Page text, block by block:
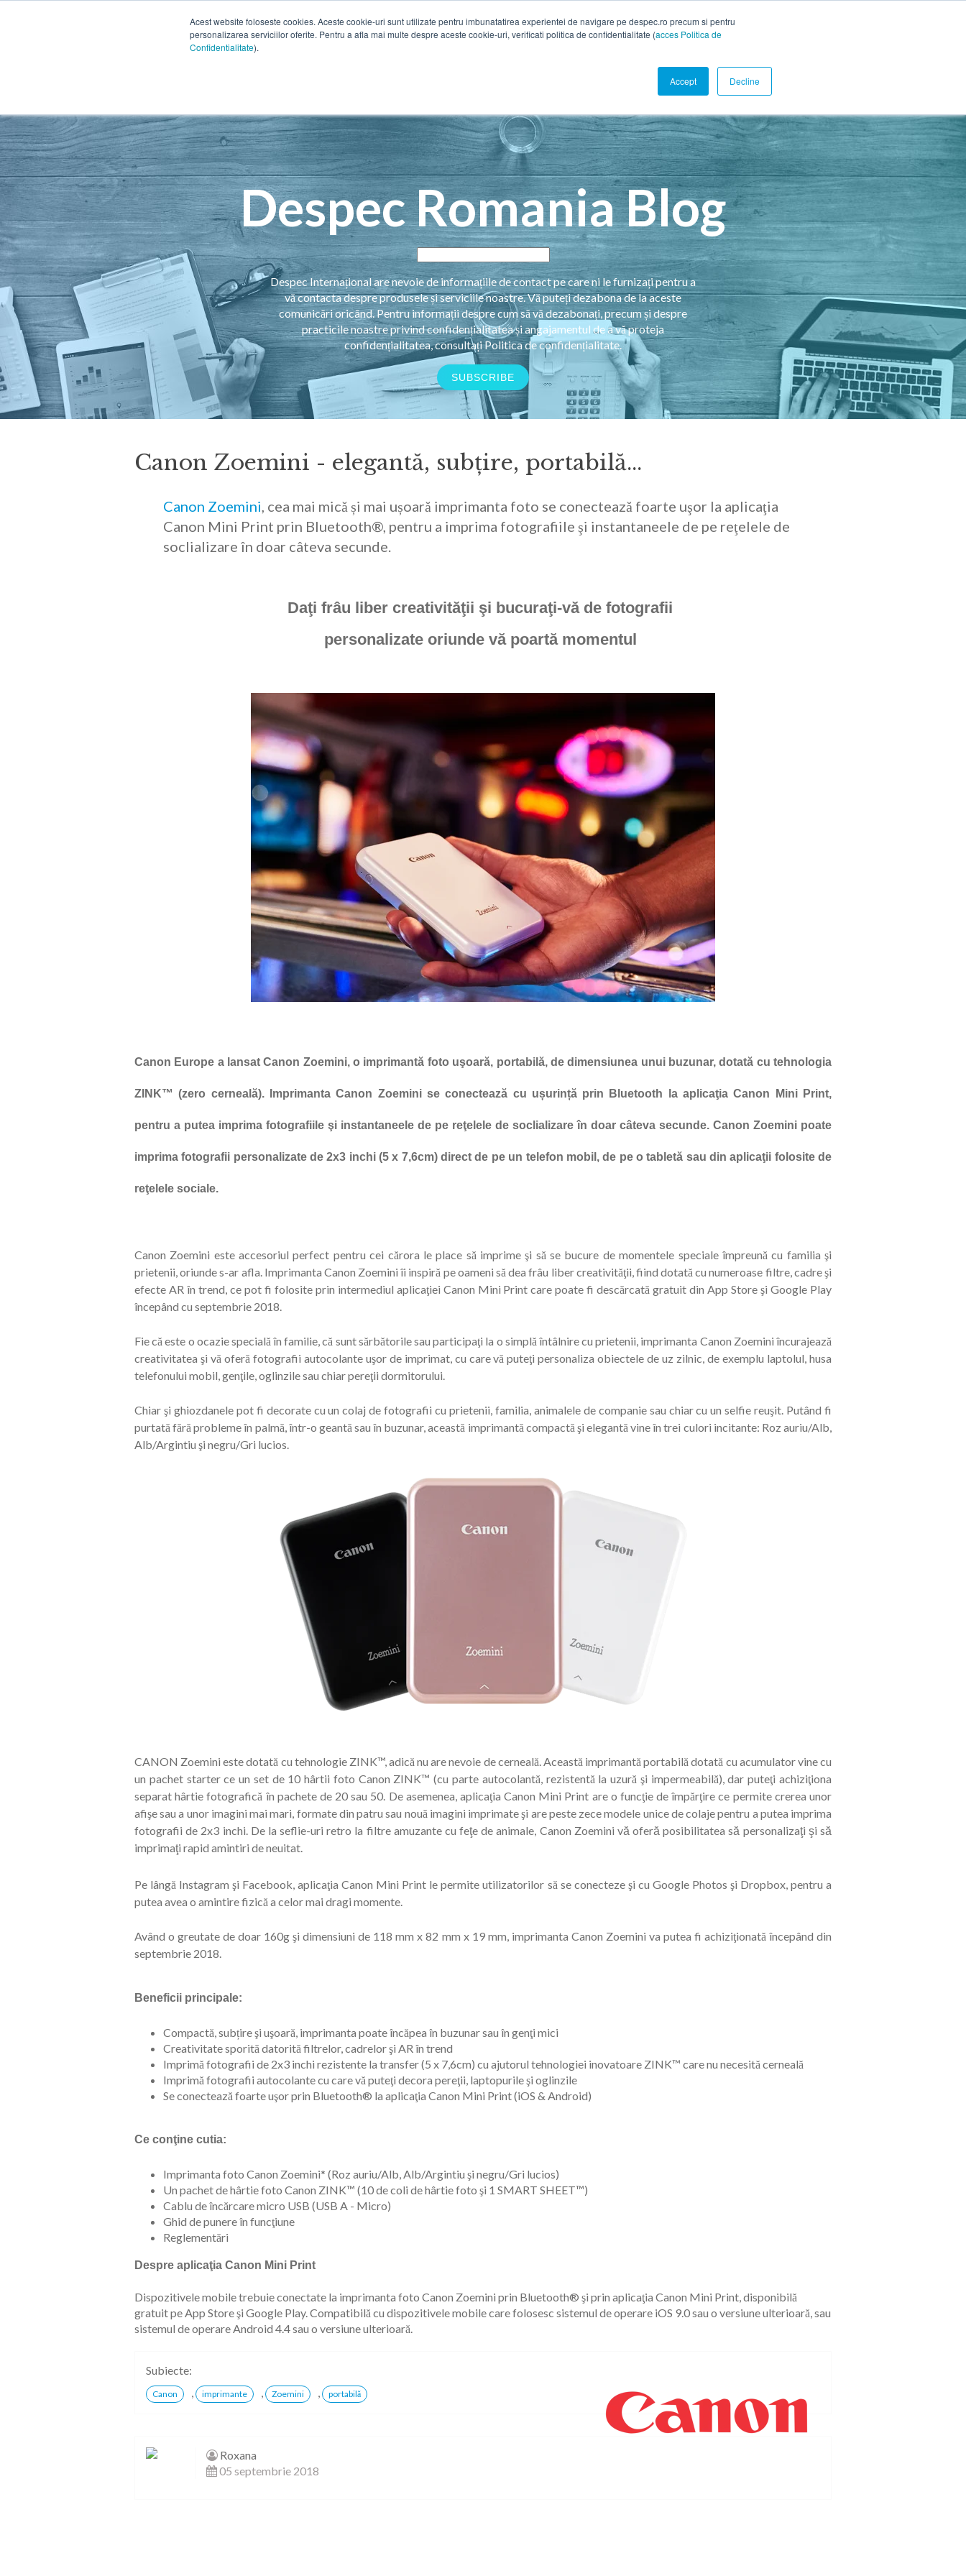
Acest website foloseste cookies. Aceste cookie-uri sunt utilizate pentru imbunatatirea experientei de navigare pe despec.ro precum si pentru
personalizarea serviciilor oferite. Pentru a afla mai multe despre aceste cookie-uri, verificati politica de confidentialitate (acces Politica de
Confidentialitate).
Accept Decline
Despec Romania Blog
Despec Internațional are nevoie de informațiile de contact pe care ni le furnizați pentru a
vă contacta despre produsele și serviciile noastre. Vă puteți dezabona de la aceste
comunicări oricând. Pentru informații despre cum să vă dezabonați, precum și despre
practicile noastre privind confidențialitatea și angajamentul de a vă proteja
confidențialitatea, consultați Politica de confidențialitate.
Canon Zoemini - elegantă, subțire, portabilă...
Canon Zoemini, cea mai mică și mai ușoară imprimanta foto se conectează foarte uşor la aplicaţia
Canon Mini Print prin Bluetooth®, pentru a imprima fotografiile şi instantaneele de pe reţelele de
soclializare în doar câteva secunde.
Daţi frâu liber creativităţii şi bucuraţi-vă de fotografii
personalizate oriunde vă poartă momentul
Canon Europe a lansat Canon Zoemini, o imprimantă foto uşoară, portabilă, de dimensiunea unui buzunar, dotată cu tehnologia
ZINK™ (zero cerneală). Imprimanta Canon Zoemini se conectează cu ușurință prin Bluetooth la aplicaţia Canon Mini Print,
pentru a putea imprima fotografiile şi instantaneele de pe reţelele de soclializare în doar câteva secunde. Canon Zoemini poate
imprima fotografii personalizate de 2x3 inchi (5 x 7,6cm) direct de pe un telefon mobil, de pe o tabletă sau din aplicaţii folosite de
reţelele sociale.
Canon Zoemini este accesoriul perfect pentru cei cărora le place să imprime şi să se bucure de momentele speciale împreună cu familia şi
prietenii, oriunde s-ar afla. Imprimanta Canon Zoemini îi inspiră pe oameni să dea frâu liber creativităţii, fiind dotată cu numeroase filtre, cadre şi
efecte AR în trend, ce pot fi folosite prin intermediul aplicaţiei Canon Mini Print care poate fi descărcată gratuit din App Store şi Google Play
începând cu septembrie 2018.
Fie că este o ocazie specială în familie, că sunt sărbătorile sau participaţi la o simplă întâlnire cu prietenii, imprimanta Canon Zoemini încurajează
creativitatea şi vă oferă fotografii autocolante uşor de imprimat, cu care vă puteţi personaliza obiectele de uz zilnic, de exemplu laptolul, husa
telefonului mobil, genţile, oglinzile sau chiar pereţii dormitorului.
Chiar şi ghiozdanele pot fi decorate cu un colaj de fotografii cu prietenii, familia, animalele de companie sau chiar cu un selfie reuşit. Putând fi
purtată fără probleme în palmă, într-o geantă sau în buzunar, această imprimantă compactă şi elegantă vine în trei culori incitante: Roz auriu/Alb,
Alb/Argintiu şi negru/Gri lucios.
CANON Zoemini este dotată cu tehnologie ZINK™, adică nu are nevoie de cerneală. Această imprimantă portabilă dotată cu acumulator vine cu
un pachet starter ce un set de 10 hârtii foto Canon ZINK™ (cu parte autocolantă, rezistentă la uzură şi impermeabilă), dar puteţi achiziţiona
separat hârtie fotografică în pachete de 20 sau 50. De asemenea, aplicaţia Canon Mini Print are o funcţie de împărţire ce permite crerea unor
afişe sau a unor imagini mai mari, formate din patru sau nouă imagini imprimate şi are peste zece modele unice de colaje pentru a putea imprima
fotografii de 2x3 inchi. De la seflie-uri retro la filtre amuzante cu feţe de animale, Canon Zoemini vă oferă posibilitatea să personalizaţi şi să
imprimaţi rapid amintiri de neuitat.
Pe lângă Instagram şi Facebook, aplicaţia Canon Mini Print le permite utilizatorilor să se conecteze şi cu Google Photos şi Dropbox, pentru a
putea avea o amintire fizică a celor mai dragi momente.
Având o greutate de doar 160g şi dimensiuni de 118 mm x 82 mm x 19 mm, imprimanta Canon Zoemini va putea fi achiziţionată începând din
septembrie 2018.
Beneficii principale:
Compactă, subțire şi uşoară, imprimanta poate încăpea în buzunar sau în genţi mici
Creativitate sporită datorită filtrelor, cadrelor şi AR în trend
Imprimă fotografii de 2x3 inchi rezistente la transfer (5 x 7,6cm) cu ajutorul tehnologiei inovatoare ZINK™ care nu necesită cerneală
Imprimă fotografii autocolante cu care vă puteţi decora pereţii, laptopurile şi oglinzile
Se conectează foarte uşor prin Bluetooth® la aplicaţia Canon Mini Print (iOS & Android)
Ce conţine cutia:
Imprimanta foto Canon Zoemini* (Roz auriu/Alb, Alb/Argintiu şi negru/Gri lucios)
Un pachet de hârtie foto Canon ZINK™ (10 de coli de hârtie foto şi 1 SMART SHEET™)
Cablu de încărcare micro USB (USB A - Micro)
Ghid de punere în funcţiune
Reglementări
Despre aplicaţia Canon Mini Print
Dispozitivele mobile trebuie conectate la imprimanta foto Canon Zoemini prin Bluetooth® şi prin aplicaţia Canon Mini Print, disponibilă
gratuit pe App Store şi Google Play. Compatibilă cu dispozitivele mobile care folosesc sistemul de operare iOS 9.0 sau o versiune ulterioară, sau
sistemul de operare Android 4.4 sau o versiune ulterioară.
Subiecte:
Canon imprimante Zoemini portabilă
Roxana
05 septembrie 2018